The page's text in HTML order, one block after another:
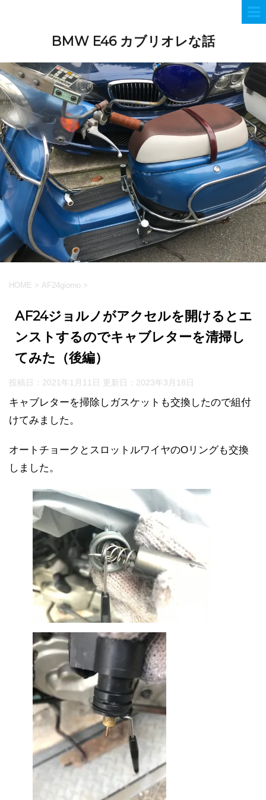
BMW E46 カブリオレな話
HOME > AF24giorno >
AF24ジョルノがアクセルを開けるとエ
ンストするのでキャブレターを清掃し
てみた（後編）
投稿日：2021年1月11日 更新日： 2023年3月18日
キャブレターを掃除しガスケットも交換したので組付
けてみました。
オートチョークとスロットルワイヤのOリングも交換
しました。